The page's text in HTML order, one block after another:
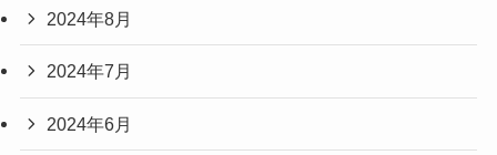
2024年8月
2024年7月
2024年6月